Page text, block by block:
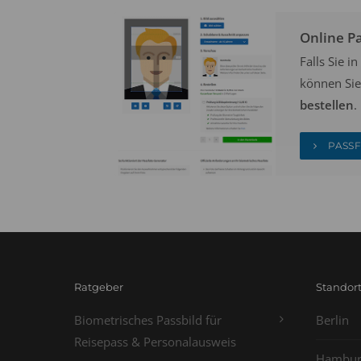
Online
Falls Sie
können
bestellen.
Ratgeber
Biometrisches Passbild für
Reisepass & Personalausweis
Berlin